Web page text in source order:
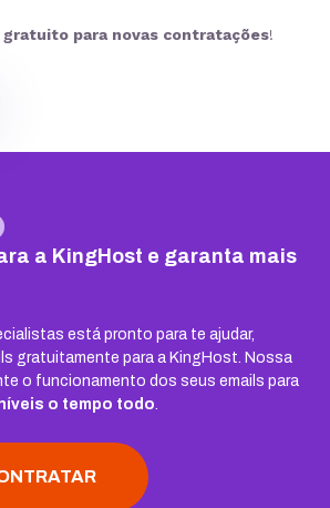
gratuito para novas contratações!
a KingHost e garanta mais
está pronto para te ajudar,
gratuitamente para a KingHost. Nossa
o funcionamento dos seus emails para
o tempo todo